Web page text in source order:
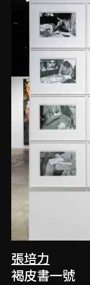
張培力
褐皮書一號